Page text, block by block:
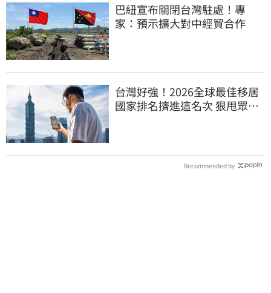
巴紐宣布關閉台灣駐處！專
家：預示擴大對中經貿合作
台灣好強！2026全球最佳移居
國家排名擠進這名次 狠甩眾多
Recommended by